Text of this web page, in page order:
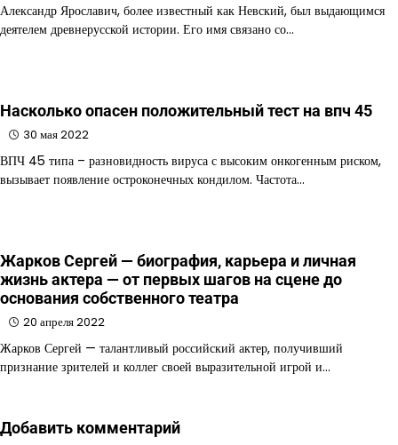
Александр Ярославич, более известный как Невский, был выдающимся
деятелем древнерусской истории. Его имя связано со…
Насколько опасен положительный тест на впч 45
30 мая 2022
ВПЧ 45 типа – разновидность вируса с высоким онкогенным риском,
вызывает появление остроконечных кондилом. Частота…
Жарков Сергей — биография, карьера и личная
жизнь актера — от первых шагов на сцене до
основания собственного театра
20 апреля 2022
Жарков Сергей — талантливый российский актер, получивший
признание зрителей и коллег своей выразительной игрой и…
Добавить комментарий